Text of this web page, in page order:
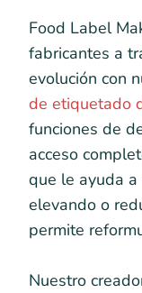
Food Label
fabricantes a
evolución con
de etiquetado
funciones de
acceso
que le ayuda
elevando o
permite
Nuestro